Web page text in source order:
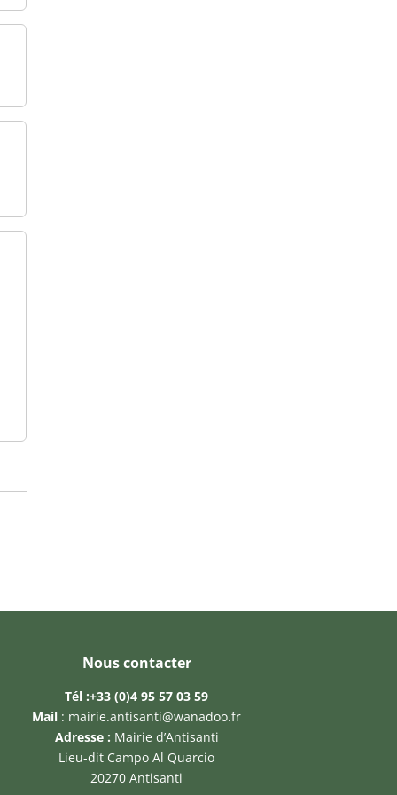
Nous contacter
Tél :+33 (0)4 95 57 03 59
Mail : mairie.antisanti@wanadoo.fr
Adresse : Mairie d’Antisanti
Lieu-dit Campo Al Quarcio
20270 Antisanti